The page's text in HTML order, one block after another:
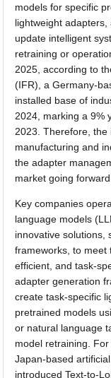
models for specific
lightweight
update intelligent
retraining or
2025, according to
(IFR), a Germany-
installed base of
2024, marking a 9%
2023. Therefore, the
manufacturing and
the adapter
market going
Key companies
language models
innovative solutions,
frameworks, to meet
efficient, and task-
adapter generation
create task-specific
pretrained models
or natural language
model retraining.
Japan-based
introduced Text-to-